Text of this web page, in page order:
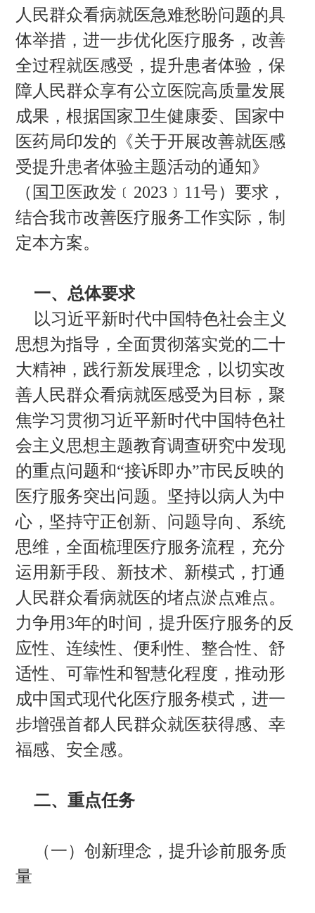
人民群众看病就医急难愁盼问题的具
体举措，进一步优化医疗服务，改善
全过程就医感受，提升患者体验，保
障人民群众享有公立医院高质量发展
成果，根据国家卫生健康委、国家中
医药局印发的《关于开展改善就医感
受提升患者体验主题活动的通知》
（国卫医政发﹝2023﹞11号）要求，
结合我市改善医疗服务工作实际，制
定本方案。
一、总体要求
以习近平新时代中国特色社会主义
思想为指导，全面贯彻落实党的二十
大精神，践行新发展理念，以切实改
善人民群众看病就医感受为目标，聚
焦学习贯彻习近平新时代中国特色社
会主义思想主题教育调查研究中发现
的重点问题和“接诉即办”市民反映的
医疗服务突出问题。坚持以病人为中
心，坚持守正创新、问题导向、系统
思维，全面梳理医疗服务流程，充分
运用新手段、新技术、新模式，打通
人民群众看病就医的堵点淤点难点。
力争用3年的时间，提升医疗服务的反
应性、连续性、便利性、整合性、舒
适性、可靠性和智慧化程度，推动形
成中国式现代化医疗服务模式，进一
步增强首都人民群众就医获得感、幸
福感、安全感。
二、重点任务
（一）创新理念，提升诊前服务质
量